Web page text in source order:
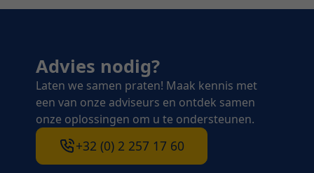
Advies nodig?
Laten we samen praten! Maak kennis met
een van onze adviseurs en ontdek samen
onze oplossingen om u te ondersteunen.
+32 (0) 2 257 17 60